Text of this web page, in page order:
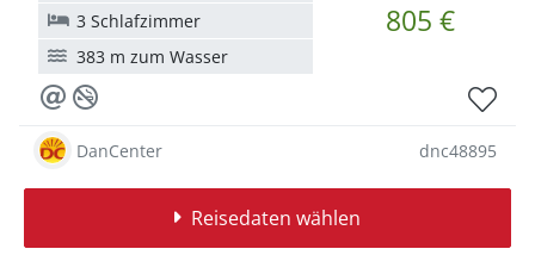
805 €
3 Schlafzimmer
383 m zum Wasser
DanCenter dnc48895
Reisedaten wählen